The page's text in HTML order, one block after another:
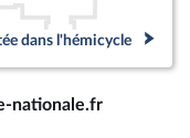
dans l'hémicycle
nationale.fr